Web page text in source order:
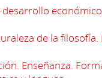
desarrollo
de la filosofía.
Enseñanza.